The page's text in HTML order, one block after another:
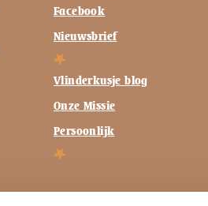
Facebook
Nieuwsbrief
Vlinderkusje blog
Onze Missie
Persoonlijk